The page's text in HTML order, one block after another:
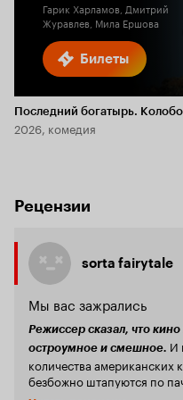
Билеты
Гарик Харламов, Дмитрий
Журавлев, Мила Ершова
Последний богатырь.
2026, комедия
Рецензии
sorta fairytale
Мы вас зажрались
Режиссер сказал, что
остроумное и смешное.
количества американских
безбожно штапуются по
тошнить ещё сильнее, чем